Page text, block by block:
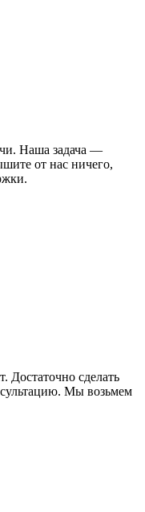
Наша задача —
от нас ничего,
Достаточно сделать
Мы возьмем